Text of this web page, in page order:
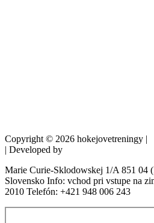
Copyright © 2026 hokejovetreningy |
| Developed by
Marie Curie-Sklodowskej 1/A 851 04
Slovensko Info: vchod pri vstupe na
2010 Telefón: +421 948 006 243